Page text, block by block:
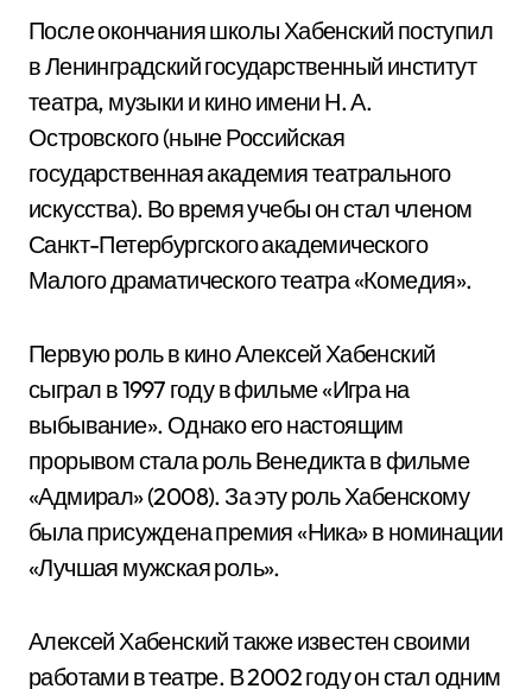
После окончания школы Хабенский поступил
в Ленинградский государственный институт
театра, музыки и кино имени Н. А.
Островского (ныне Российская
государственная академия театрального
искусства). Во время учебы он стал членом
Санкт-Петербургского академического
Малого драматического театра «Комедия».
Первую роль в кино Алексей Хабенский
сыграл в 1997 году в фильме «Игра на
выбывание». Однако его настоящим
прорывом стала роль Венедикта в фильме
«Адмирал» (2008). За эту роль Хабенскому
была присуждена премия «Ника» в номинации
«Лучшая мужская роль».
Алексей Хабенский также известен своими
работами в театре. В 2002 году он стал одним